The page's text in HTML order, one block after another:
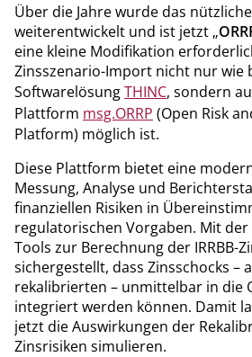
Über die Jahre wurde das
weiterentwickelt und ist jetzt „
eine kleine Modifikation
Zinsszenario-Import nicht nur wie
SoftwarelösungTHINC, sondern
Plattform msg.ORRP (Open Risk
Platform) möglich ist.
Diese Plattform bietet eine
Messung, Analyse und
finanziellen Risiken in
regulatorischen Vorgaben. Mit
Tools zur Berechnung der IRRBB-
sichergestellt, dass Zinsschocks –
rekalibrierten – unmittelbar in die
integriert werden können. Damit
jetzt die Auswirkungen der
Zinsrisiken simulieren.